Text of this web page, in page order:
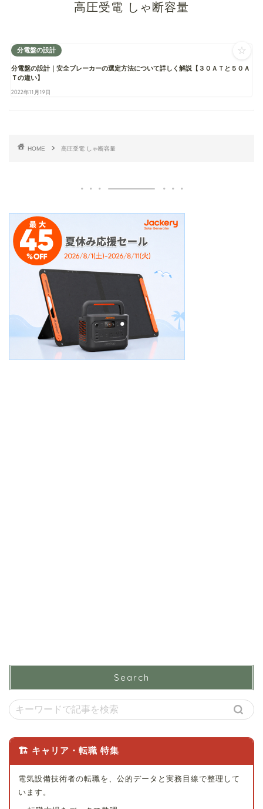
高圧受電 しゃ断容量
分電盤の設計
分電盤の設計｜安全ブレーカーの選定方法について詳しく解説【３０ＡＴと５０Ａ
Ｔの違い】
2022年11月19日
☆
HOME 高圧受電 しゃ断容量
Search
🏗 キャリア・転職 特集
電気設備技術者の転職を、公的データと実務目線で整理して
います。